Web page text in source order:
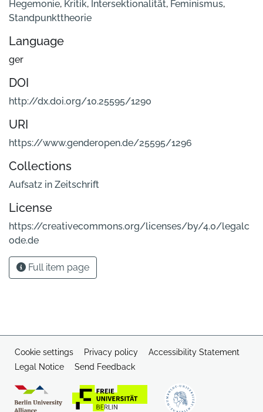
Hegemonie, Kritik, Intersektionalität, Feminismus,
Standpunkttheorie
Language
ger
DOI
http://dx.doi.org/10.25595/1290
URI
https://www.genderopen.de/25595/1296
Collections
Aufsatz in Zeitschrift
License
https://creativecommons.org/licenses/by/4.0/legalc
ode.de
Full item page
Cookie settings Privacy policy
Accessibility Statement
Legal Notice
Send Feedback